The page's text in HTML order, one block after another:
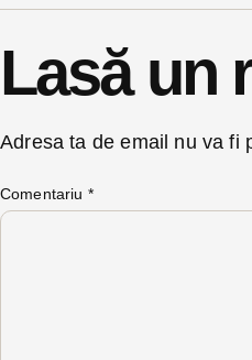
Lasă un
Adresa ta de email nu va fi
Comentariu *